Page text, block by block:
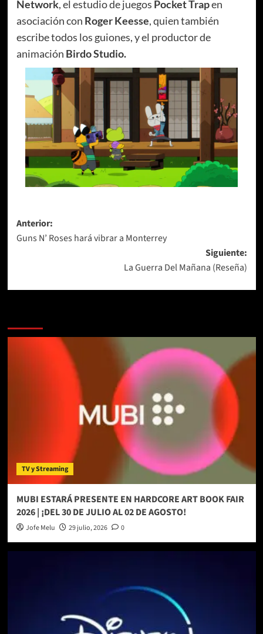
Network, el estudio de juegos Pocket Trapen
asociación con Roger Keesse, quien también
escribe todos los guiones, y el productor de
animación Birdo Studio.
Navegación
de
Anterior:
Guns N’ Roses hará vibrar a Monterrey
Siguiente:
La Guerra Del Mañana (Reseña)
TV y Streaming
MUBI ESTARÁ PRESENTE EN HARDCORE ART BOOK FAIR
2026 | ¡DEL 30 DE JULIO AL 02 DE AGOSTO!
Jofe Melu 29 julio, 2026 0